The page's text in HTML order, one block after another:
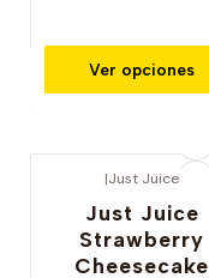
Ver opciones
|Just Juice
Just Juice
Strawberry
Cheesecake